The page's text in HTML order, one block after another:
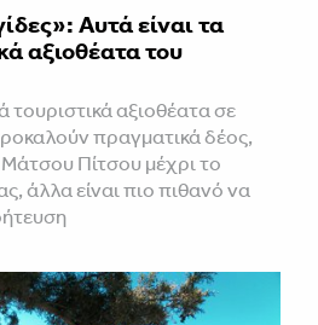
Αυτά είναι τα
αξιοθέατα του
αξιοθέατα σε
πραγματικά δέος,
Πίτσου μέχρι το
άλλα είναι πιο πιθανό να